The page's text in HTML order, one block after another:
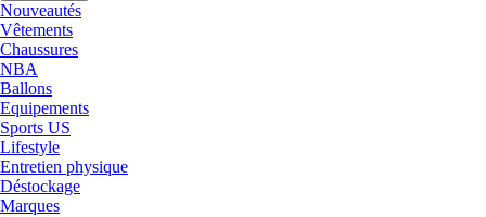
Nouveautés
Vêtements
Chaussures
NBA
Ballons
Equipements
Sports US
Lifestyle
Entretien physique
Déstockage
Marques